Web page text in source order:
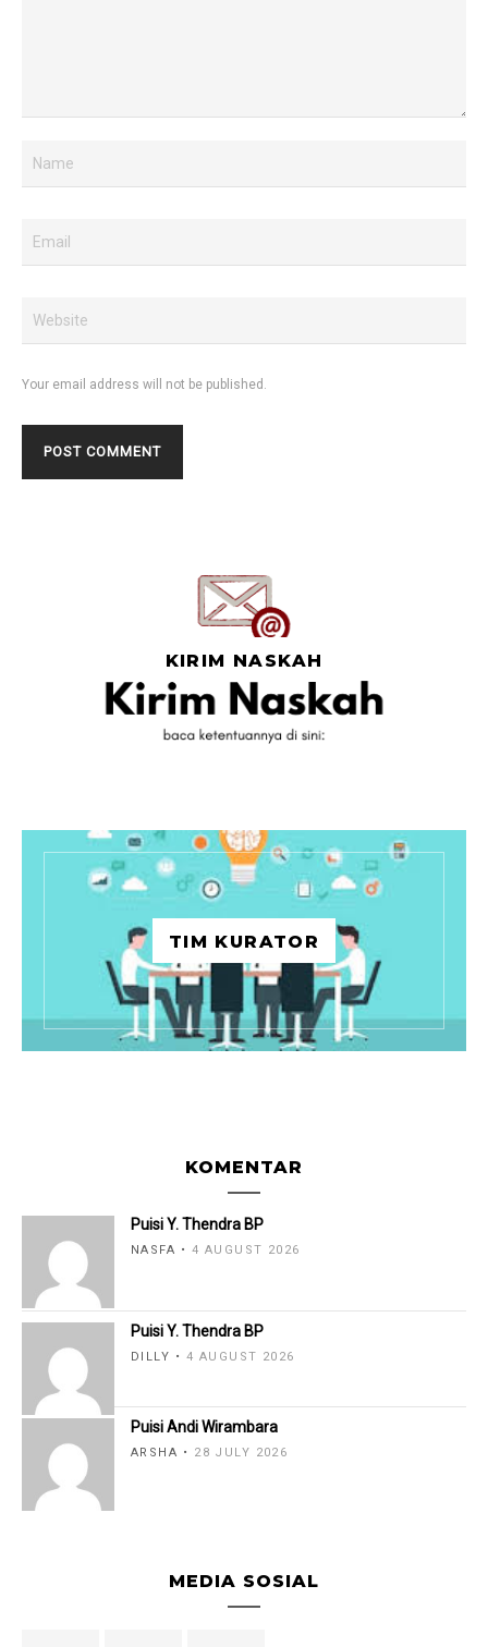
Your email address will not be published.
KIRIM NASKAH
TIM KURATOR
KOMENTAR
Puisi Y. Thendra BP
NASFA 4 AUGUST 2026
Puisi Y. Thendra BP
DILLY 4 AUGUST 2026
Puisi Andi Wirambara
ARSHA 28 JULY 2026
MEDIA SOSIAL